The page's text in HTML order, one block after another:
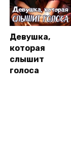
Девушка,
которая
слышит
голоса